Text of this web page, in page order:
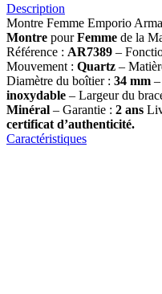
Description
Montre Femme Emporio
Montre pourFemme de la
Référence : AR7389 –
Mouvement : Quartz –
Diamètre du boîtier : 34 mm
inoxydable – Largeur du
Minéral – Garantie : 2 ans
certificat d’authenticité.
Caractéristiques